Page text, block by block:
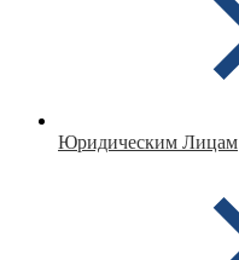
Юридическим Лицам